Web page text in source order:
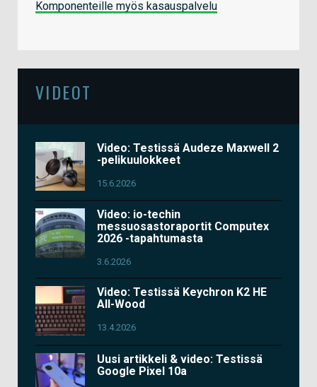
Komponenteille myös kasauspalvelu
VIDEOT
Video: Testissä Audeze Maxwell 2
-pelikuulokkeet
15.6.2026
Video: io-techin
messuosastoraportit Computex
2026 -tapahtumasta
3.6.2026
Video: Testissä Keychron K2 HE
All-Wood
13.4.2026
Uusi artikkeli & video: Testissä
Google Pixel 10a